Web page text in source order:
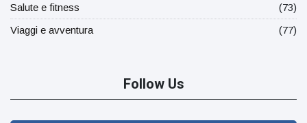
Salute e fitness
(73)
Viaggi e avventura
(77)
Follow Us